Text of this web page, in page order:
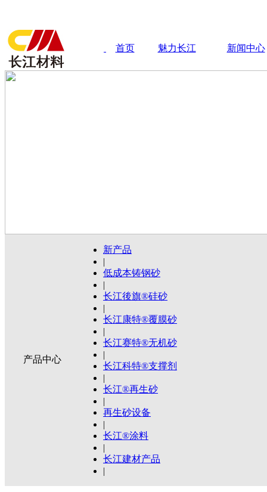
首页 魅力长江 新闻中心
产品中心
新产品
|
低成本铸钢砂
|
长江後旗®硅砂
|
长江康特®覆膜砂
|
长江赛特®无机砂
|
长江科特®支撑剂
|
长江®再生砂
|
再生砂设备
|
长江®涂料
|
长江建材产品
|